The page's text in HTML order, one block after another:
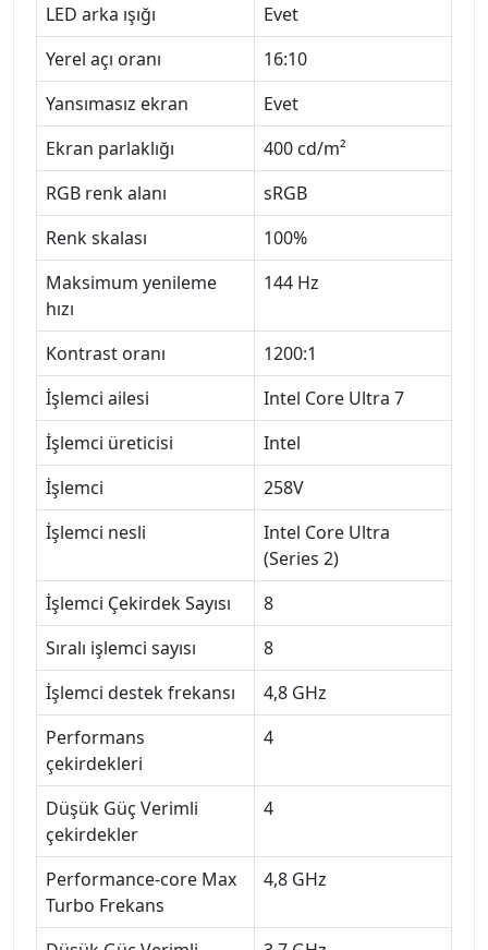
LED arka ışığı
Evet
Yerel açı oranı
16:10
Yansımasız ekran
Evet
Ekran parlaklığı
400 cd/m²
RGB renk alanı
sRGB
Renk skalası
100%
Maksimum yenileme
hızı
144 Hz
Kontrast oranı
1200:1
İşlemci ailesi
Intel Core Ultra 7
İşlemci üreticisi
Intel
İşlemci
258V
İşlemci nesli
Intel Core Ultra
(Series 2)
İşlemci Çekirdek Sayısı
8
Sıralı işlemci sayısı
8
İşlemci destek frekansı
4,8 GHz
Performans
çekirdekleri
4
Düşük Güç Verimli
çekirdekler
4
Performance-core Max
Turbo Frekans
4,8 GHz